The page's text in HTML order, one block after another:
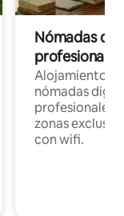
Nómadas
Alojamientos
nómadas
profesionales
zonas
con wifi.